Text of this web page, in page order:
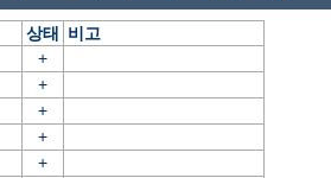
상태
비고
+
+
+
+
+